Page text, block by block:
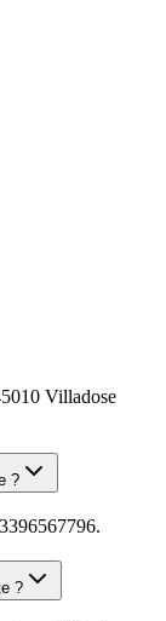
Villadose
?
?